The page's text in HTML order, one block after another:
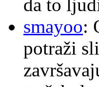
da to
smayoo:
potraži